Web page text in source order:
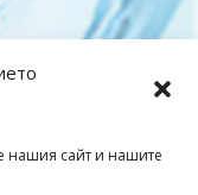
нашия сайт и нашите